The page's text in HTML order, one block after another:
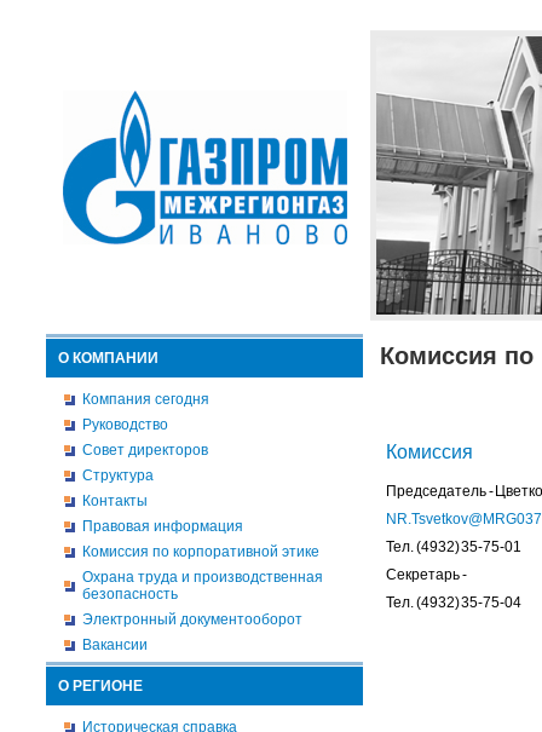
О КОМПАНИИ
Компания сегодня
Руководство
Совет директоров
Структура
Контакты
Правовая информация
Комиссия по корпоративной этике
Охрана труда и производственная
безопасность
Электронный документооборот
Вакансии
О РЕГИОНЕ
Историческая справка
Комиссия по
Комиссия
Председатель -
Тел. (4932) 35-75-01
Секретарь -
Тел. (4932) 35-75-04